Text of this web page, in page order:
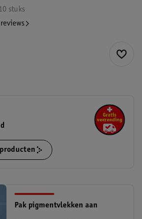
stuks
Pak pigmentvlekken aan